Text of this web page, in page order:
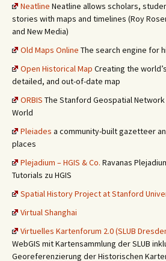
Neatline Neatline allows scholars,
stories with maps and timelines (Roy
and New Media)
Old Maps Online The search engine for
Open Historical Map Creating the
detailed, and out-of-date map
ORBIS The Stanford Geospatial
World
Pleiades a community-built gazetteer
places
Plejadium – HGIS & Co. Ravanas
Tutorials zu HGIS
Spatial History Project at Stanford
Virtual Shanghai
Virtuelles Kartenforum 2.0 (SLUB
WebGIS mit Kartensammlung der SLUB
Georeferenzierung der Historischen